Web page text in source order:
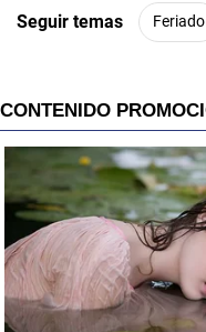
Seguir temas Feriado